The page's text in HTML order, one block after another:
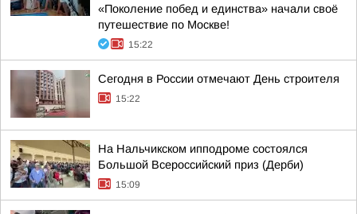
«Поколение побед и единства» начали своё
путешествие по Москве!
15:22
Сегодня в России отмечают День строителя
15:22
На Нальчикском ипподроме состоялся
Большой Всероссийский приз (Дерби)
15:09